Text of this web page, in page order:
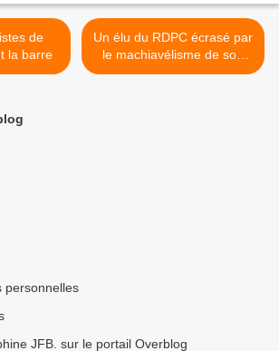
la barre
Un élu du RDPC écrasé par
le machiavélisme de son
parti >
personnelles
JFB. sur le portail Overblog